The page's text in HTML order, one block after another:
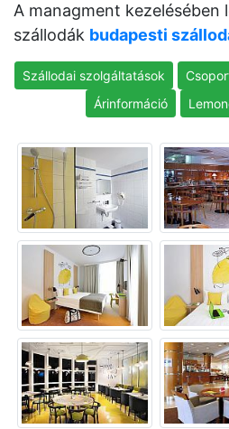
A managment kezelésében
szállodák budapesti
Szállodai szolgáltatások
Árinformáció